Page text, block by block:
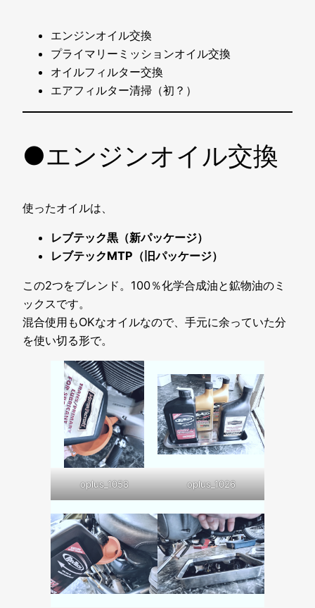
エンジンオイル交換
プライマリーミッションオイル交換
オイルフィルター交換
エアフィルター清掃（初？）
●エンジンオイル交換
使ったオイルは、
レブテック黒（新パッケージ）
レブテックMTP（旧パッケージ）
この2つをブレンド。100％化学合成油と鉱物油のミ
ックスです。
混合使用もOKなオイルなので、手元に余っていた分
を使い切る形で。
oplus_1058 oplus_1026